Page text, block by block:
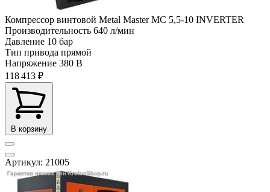
Компрессор винтовой Metal Master MC 5,5-10 INVERTER
Производительность 640 л/мин
Давление 10 бар
Тип привода прямой
Напряжение 380 В
118 413 ₽
В корзину
Артикул: 21005